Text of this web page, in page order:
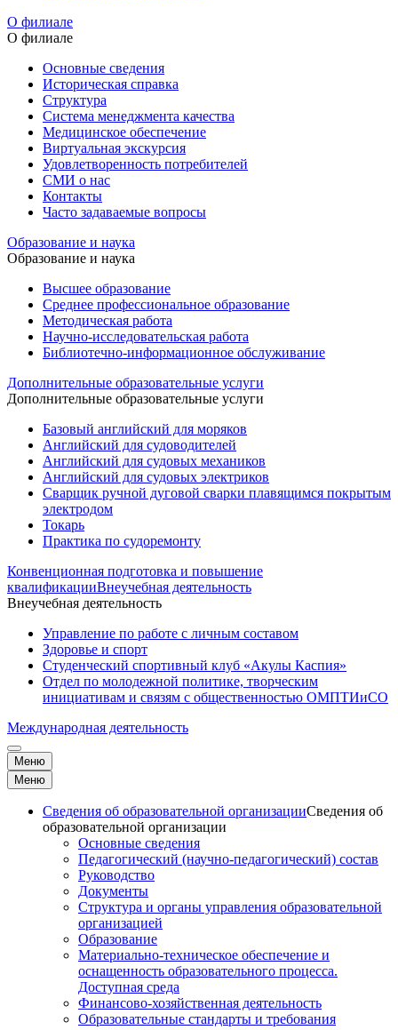
О филиале
О филиале
Основные сведения
Историческая справка
Структура
Система менеджмента качества
Медицинское обеспечение
Виртуальная экскурсия
Удовлетворенность потребителей
СМИ о нас
Контакты
Часто задаваемые вопросы
Образование и наука
Образование и наука
Высшее образование
Среднее профессиональное образование
Методическая работа
Научно-исследовательская работа
Библиотечно-информационное обслуживание
Дополнительные образовательные услуги
Дополнительные образовательные услуги
Базовый английский для моряков
Английский для судоводителей
Английский для судовых механиков
Английский для судовых электриков
Cварщик ручной дуговой сварки плавящимся покрытым
электродом
Токарь
Практика по судоремонту
Конвенционная подготовка и повышение
квалификацииВнеучебная деятельность
Внеучебная деятельность
Управление по работе с личным составом
Здоровье и спорт
Студенческий спортивный клуб «Акулы Каспия»
Отдел по молодежной политике, творческим
инициативам и связям с общественностью ОМПТИиСО
Международная деятельность
Меню
Меню
Сведения об образовательной организацииСведения об
образовательной организации
Основные сведения
Педагогический (научно-педагогический) состав
Руководство
Документы
Структура и органы управления образовательной
организацией
Образование
Материально-техническое обеспечение и
оснащенность образовательного процесса.
Доступная среда
Финансово-хозяйственная деятельность
Образовательные стандарты и требования